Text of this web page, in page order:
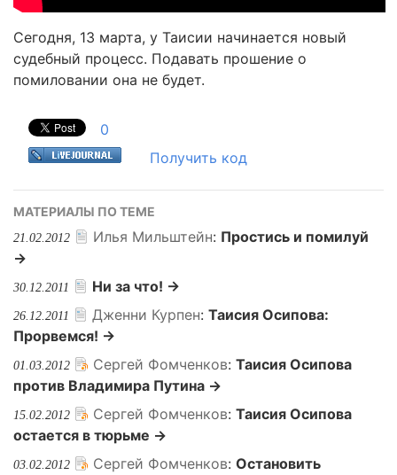
Сегодня, 13 марта, у Таисии начинается новый
судебный процесс. Подавать прошение о
помиловании она не будет.
0
Получить код
МАТЕРИАЛЫ ПО ТЕМЕ
21.02.2012 Илья Мильштейн: Простись и помилуй
→
30.12.2011 Ни за что! →
26.12.2011 Дженни Курпен: Таисия Осипова:
Прорвемся! →
01.03.2012 Сергей Фомченков: Таисия Осипова
против Владимира Путина →
15.02.2012 Сергей Фомченков: Таисия Осипова
остается в тюрьме →
03.02.2012 Сергей Фомченков: Остановить